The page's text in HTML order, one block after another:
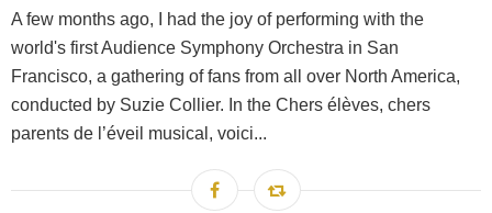
A few months ago, I had the joy of performing with the
world's first Audience Symphony Orchestra in San
Francisco, a gathering of fans from all over North America,
conducted by Suzie Collier. In the Chers élèves, chers
parents de l’éveil musical, voici...